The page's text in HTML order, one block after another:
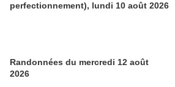
perfectionnement), lundi 10 août 2026
Randonnées du mercredi 12 août
2026